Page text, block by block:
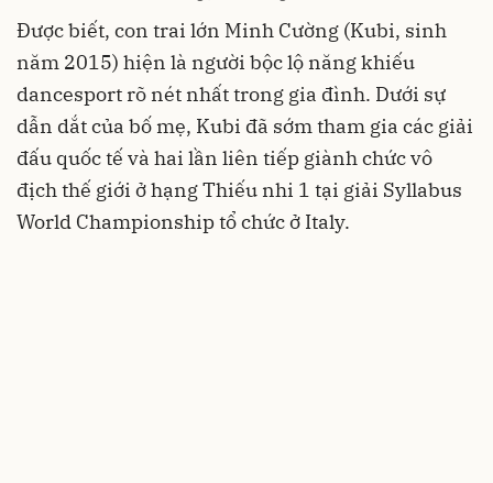
Được biết, con trai lớn Minh Cường (Kubi, sinh
năm 2015) hiện là người bộc lộ năng khiếu
dancesport rõ nét nhất trong gia đình. Dưới sự
dẫn dắt của bố mẹ, Kubi đã sớm tham gia các giải
đấu quốc tế và hai lần liên tiếp giành chức vô
địch thế giới ở hạng Thiếu nhi 1 tại giải Syllabus
World Championship tổ chức ở Italy.